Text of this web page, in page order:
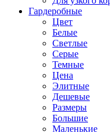
Гардеробные
Цвет
Белые
Светлые
Серые
Темные
Цена
Элитные
Дешевые
Размеры
Большие
Маленькие